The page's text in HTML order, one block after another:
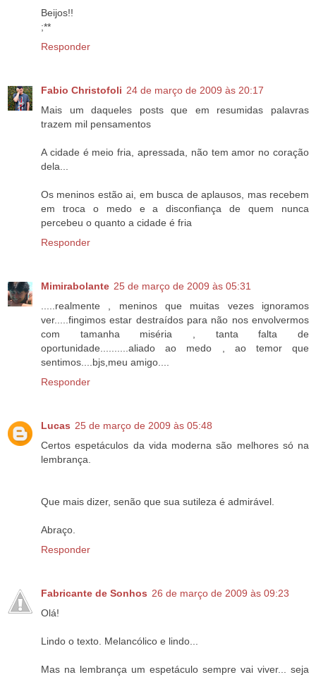
Beijos!!
;**
Responder
Fabio Christofoli 24 de março de 2009 às 20:17
Mais um daqueles posts que em resumidas palavras
trazem mil pensamentos
A cidade é meio fria, apressada, não tem amor no coração
dela...
Os meninos estão ai, em busca de aplausos, mas recebem
em troca o medo e a disconfiança de quem nunca
percebeu o quanto a cidade é fria
Responder
Mimirabolante 25 de março de 2009 às 05:31
.....realmente , meninos que muitas vezes ignoramos
ver.....fingimos estar destraídos para não nos envolvermos
com tamanha miséria , tanta falta de
oportunidade..........aliado ao medo , ao temor que
sentimos....bjs,meu amigo....
Responder
Lucas 25 de março de 2009 às 05:48
Certos espetáculos da vida moderna são melhores só na
lembrança.
Que mais dizer, senão que sua sutileza é admirável.
Abraço.
Responder
Fabricante de Sonhos 26 de março de 2009 às 09:23
Olá!
Lindo o texto. Melancólico e lindo...
Mas na lembrança um espetáculo sempre vai viver... seja